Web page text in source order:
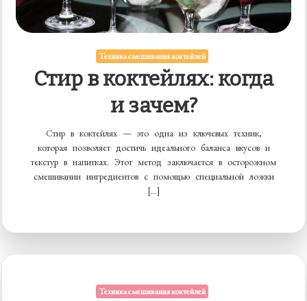
Техника смешивания коктейлей
Стир в коктейлях: когда
и зачем?
Стир в коктейлях — это одна из ключевых техник,
которая позволяет достичь идеального баланса вкусов и
текстур в напитках. Этот метод заключается в осторожном
смешивании ингредиентов с помощью специальной ложки
[…]
Техника смешивания коктейлей